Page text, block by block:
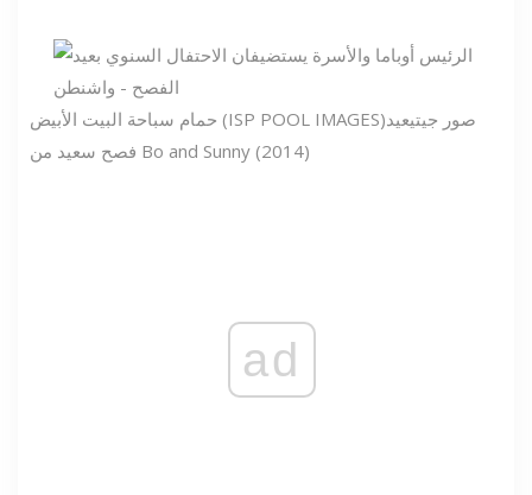
حمام سباحة البيت الأبيض (ISP POOL IMAGES) صور جيتيعيد
فصح سعيد من Bo and Sunny (2014)
ad